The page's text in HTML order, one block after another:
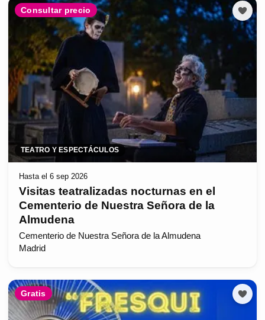
Consultar precio
TEATRO Y ESPECTÁCULOS
Hasta el 6 sep 2026
Visitas teatralizadas nocturnas en el
Cementerio de Nuestra Señora de la
Almudena
Cementerio de Nuestra Señora de la Almudena
Madrid
Gratis